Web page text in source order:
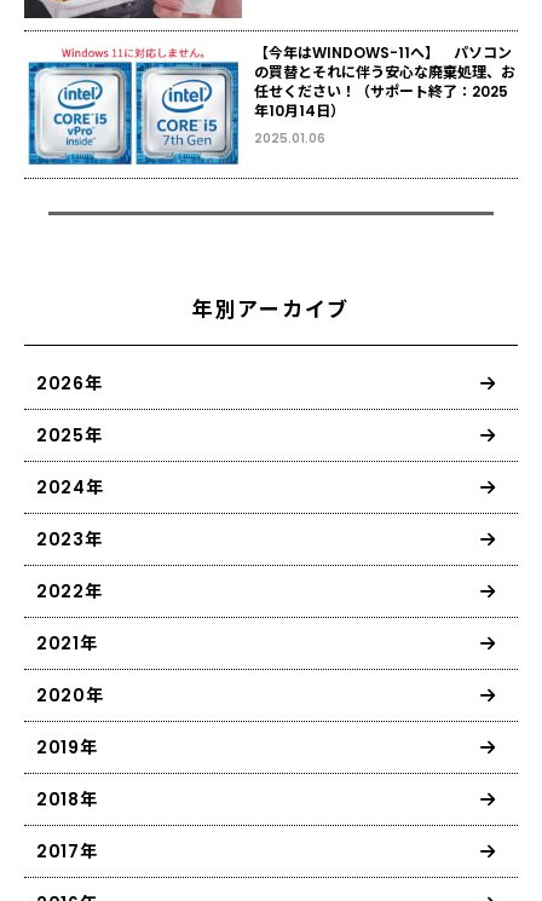
【今年はWINDOWS-11へ】 パソコン
の買替とそれに伴う安心な廃棄処理、お
任せください！（サポート終了：2025
年10月14日）
2025.01.06
年別アーカイブ
2026年
2025年
2024年
2023年
2022年
2021年
2020年
2019年
2018年
2017年